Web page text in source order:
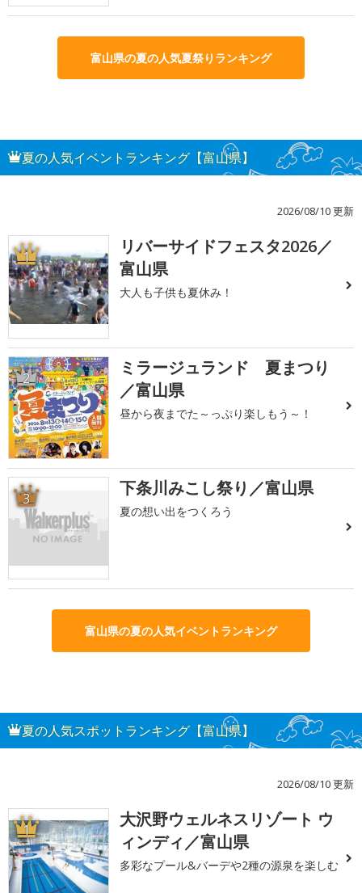
富山県の夏の人気夏祭りランキング
夏の人気イベントランキング【富山県】
2026/08/10 更新
1
リバーサイドフェスタ2026／
富山県
大人も子供も夏休み！
2
ミラージュランド 夏まつり
／富山県
昼から夜までた～っぷり楽しもう～！
3 下条川みこし祭り／富山県
夏の想い出をつくろう
富山県の夏の人気イベントランキング
夏の人気スポットランキング【富山県】
2026/08/10 更新
1
大沢野ウェルネスリゾート ウ
ィンディ／富山県
多彩なプール&バーデや2種の源泉を楽しむ